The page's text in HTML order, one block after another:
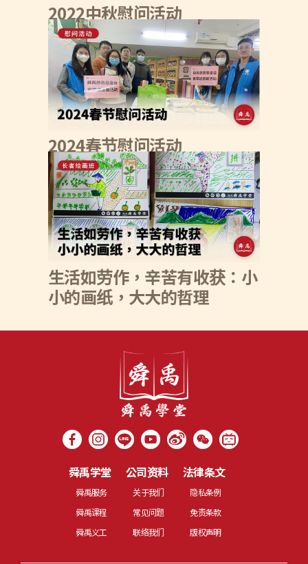
2022中秋慰问活动
2024春节慰问活动
生活如劳作，辛苦有收获：小
小的画纸，大大的哲理
舜禹学堂
舜禹服务
舜禹课程
舜禹义工
公司资料
关于我们
常见问题
联络我们
法律条文
隐私条例
免责条款
版权声明